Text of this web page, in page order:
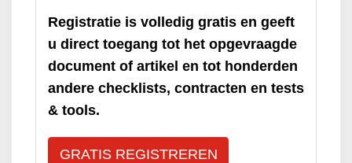
Registratie is volledig gratis en geeft
u direct toegang tot het opgevraagde
document of artikel en tot honderden
andere checklists, contracten en tests
& tools.
GRATIS REGISTREREN